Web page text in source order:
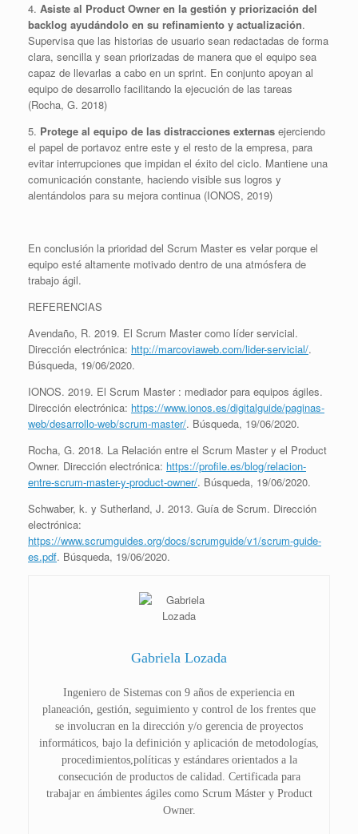
4. Asiste al Product Owner en la gestión y priorización del
backlog ayudándolo en su refinamiento y actualización.
Supervisa que las historias de usuario sean redactadas de forma
clara, sencilla y sean priorizadas de manera que el equipo sea
capaz de llevarlas a cabo en un sprint. En conjunto apoyan al
equipo de desarrollo facilitando la ejecución de las tareas
(Rocha, G. 2018)
5. Protege al equipo de las distracciones externas ejerciendo
el papel de portavoz entre este y el resto de la empresa, para
evitar interrupciones que impidan el éxito del ciclo. Mantiene una
comunicación constante, haciendo visible sus logros y
alentándolos para su mejora continua (IONOS, 2019)
En conclusión la prioridad del Scrum Master es velar porque el
equipo esté altamente motivado dentro de una atmósfera de
trabajo ágil.
REFERENCIAS
Avendaño, R. 2019. El Scrum Master como líder servicial.
Dirección electrónica: http://marcoviaweb.com/lider-servicial/.
Búsqueda, 19/06/2020.
IONOS. 2019. El Scrum Master : mediador para equipos ágiles.
Dirección electrónica: https://www.ionos.es/digitalguide/paginas-
web/desarrollo-web/scrum-master/. Búsqueda, 19/06/2020.
Rocha, G. 2018. La Relación entre el Scrum Master y el Product
Owner. Dirección electrónica: https://profile.es/blog/relacion-
entre-scrum-master-y-product-owner/. Búsqueda, 19/06/2020.
Schwaber, k. y Sutherland, J. 2013. Guía de Scrum. Dirección
electrónica:
https://www.scrumguides.org/docs/scrumguide/v1/scrum-guide-
es.pdf. Búsqueda, 19/06/2020.
Gabriela Lozada
Ingeniero de Sistemas con 9 años de experiencia en
planeación, gestión, seguimiento y control de los frentes que
se involucran en la dirección y/o gerencia de proyectos
informáticos, bajo la definición y aplicación de metodologías,
procedimientos,políticas y estándares orientados a la
consecución de productos de calidad. Certificada para
trabajar en ámbientes ágiles como Scrum Máster y Product
Owner.